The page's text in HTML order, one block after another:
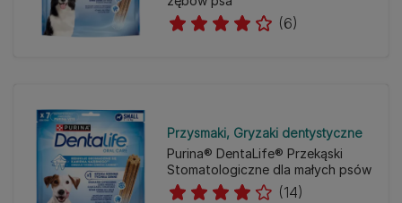
(6)
Przysmaki Gryzaki dentystyczne
Purina® DentaLife® Przekąski
Stomatologiczne dla małych psów
(14)